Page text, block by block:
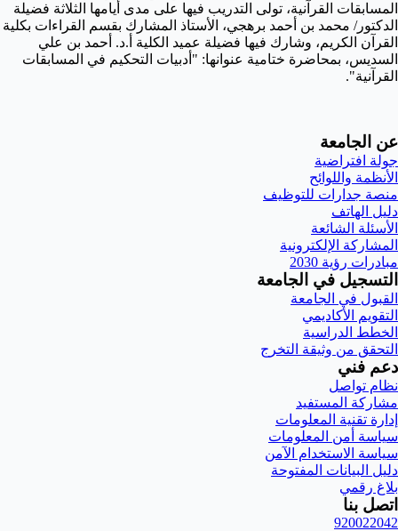
المسابقات القرآنية، تولى التدريب فيها على مدى أيامها الثلاثة فضيلة
الدكتور/ محمد بن أحمد برهجي، الأستاذ المشارك بقسم القراءات بكلية
القرآن الكريم، وشارك فيها فضيلة عميد الكلية أ.د. أحمد بن علي
السديس، بمحاضرة ختامية عنوانها: "أدبيات التحكيم في المسابقات
القرآنية".
عن الجامعة
جولة افتراضية
الأنظمة واللوائح
منصة جدارات للتوظيف
دليل الهاتف
الأسئلة الشائعة
المشاركة الإلكترونية
مبادرات رؤية 2030
التسجيل في الجامعة
القبول في الجامعة
التقويم الأكاديمي
الخطط الدراسية
التحقق من وثيقة التخرج
دعم فني
نظام تواصل
مشاركة المستفيد
إدارة تقنية المعلومات
سياسة أمن المعلومات
سياسة الاستخدام الآمن
دليل البيانات المفتوحة
بلاغ رقمي
اتصل بنا
920022042